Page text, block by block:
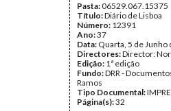
Pasta:06529.067.15375
Título:Diário de Lisboa
Número: 12391
Ano:37
Data: Quarta, 5 de Junho
Directores:Director:
Edição: 1ª edição
Fundo:DRR -
Ramos
Tipo Documental:
Página(s):32